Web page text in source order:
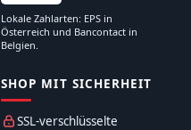
Lokale Zahlarten: EPS in
Österreich und Bancontact in
Belgien.
SHOP MIT SICHERHEIT
SSL-verschlüsselte